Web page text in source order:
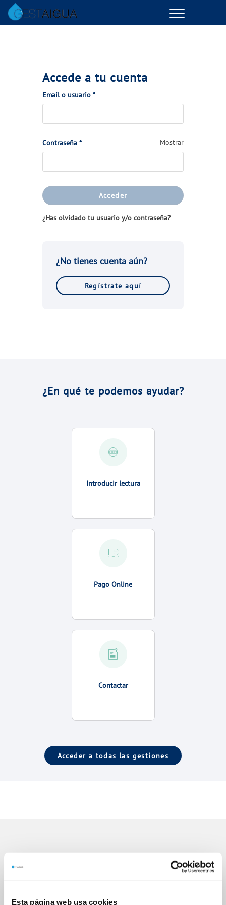
Esta página web usa cookies
Menu
TU SERVICIO
VER TODAS LAS GESTIONES
TU AGUA
CONÓCENOS
NUESTROS COMPROMISOS
VER TODAS LAS GESTIONES
¿En qué te podemos ayudar?
Introducir lectura
Pago Online
Contactar
Acceder a todas las gestiones
Accede a tu cuenta
Email o usuario *(Obligatorio)
Contraseña *(Obligatorio) Mostrar
Acceder
¿Has olvidado tu usuario y/o contraseña?
¿No tienes cuenta aún?
Regístrate aquí
Gestiones Online